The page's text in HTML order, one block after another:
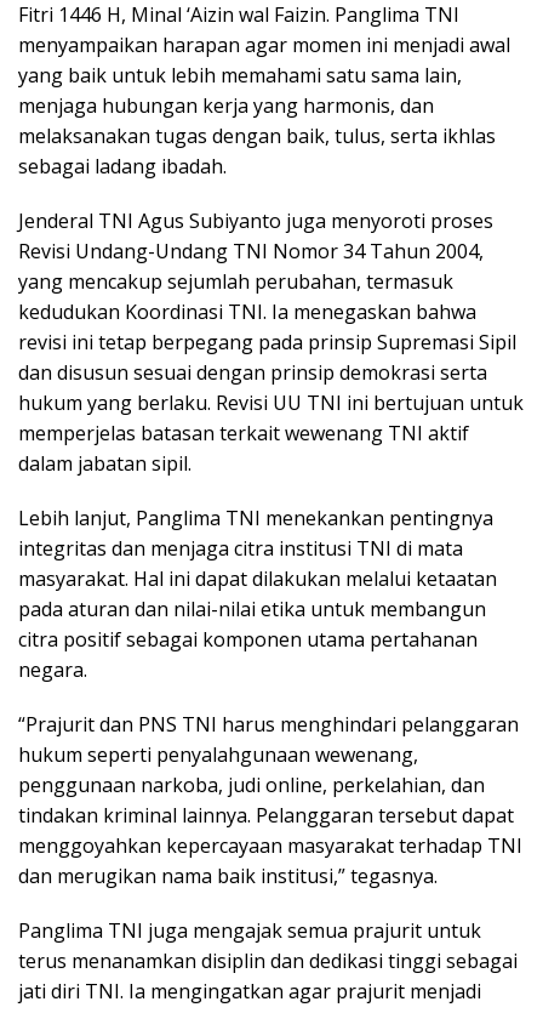
Fitri 1446 H, Minal ‘Aizin wal Faizin. Panglima TNI
menyampaikan harapan agar momen ini menjadi awal
yang baik untuk lebih memahami satu sama lain,
menjaga hubungan kerja yang harmonis, dan
melaksanakan tugas dengan baik, tulus, serta ikhlas
sebagai ladang ibadah.
Jenderal TNI Agus Subiyanto juga menyoroti proses
Revisi Undang-Undang TNI Nomor 34 Tahun 2004,
yang mencakup sejumlah perubahan, termasuk
kedudukan Koordinasi TNI. Ia menegaskan bahwa
revisi ini tetap berpegang pada prinsip Supremasi Sipil
dan disusun sesuai dengan prinsip demokrasi serta
hukum yang berlaku. Revisi UU TNI ini bertujuan untuk
memperjelas batasan terkait wewenang TNI aktif
dalam jabatan sipil.
Lebih lanjut, Panglima TNI menekankan pentingnya
integritas dan menjaga citra institusi TNI di mata
masyarakat. Hal ini dapat dilakukan melalui ketaatan
pada aturan dan nilai-nilai etika untuk membangun
citra positif sebagai komponen utama pertahanan
negara.
“Prajurit dan PNS TNI harus menghindari pelanggaran
hukum seperti penyalahgunaan wewenang,
penggunaan narkoba, judi online, perkelahian, dan
tindakan kriminal lainnya. Pelanggaran tersebut dapat
menggoyahkan kepercayaan masyarakat terhadap TNI
dan merugikan nama baik institusi,” tegasnya.
Panglima TNI juga mengajak semua prajurit untuk
terus menanamkan disiplin dan dedikasi tinggi sebagai
jati diri TNI. Ia mengingatkan agar prajurit menjadi